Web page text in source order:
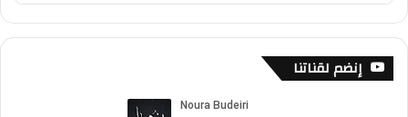
Information
إنضم لقناتنا